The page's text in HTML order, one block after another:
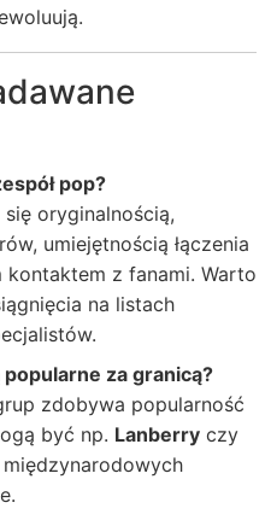
pop?
oryginalnością,
umiejętnością łączenia
z fanami. Warto
na listach
za granicą?
zdobywa popularność
być np. Lanberry czy